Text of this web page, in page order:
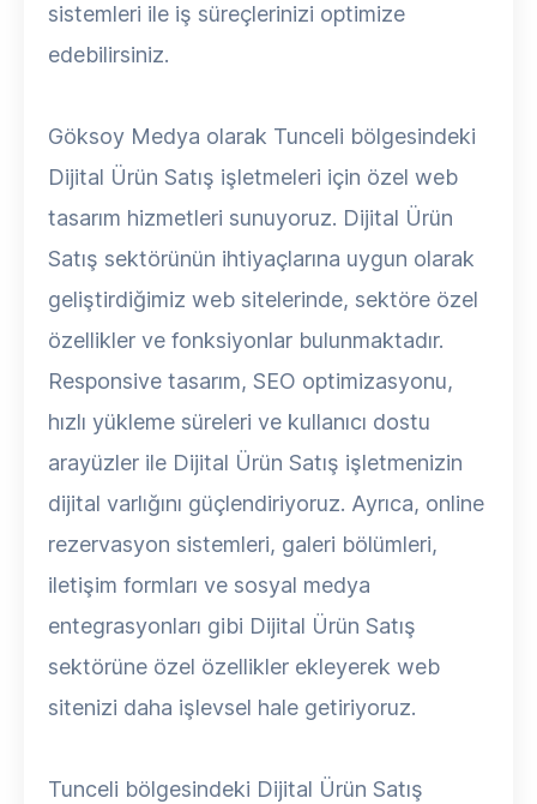
sistemleri ile iş süreçlerinizi optimize
edebilirsiniz.
Göksoy Medya olarak Tunceli bölgesindeki
Dijital Ürün Satış işletmeleri için özel web
tasarım hizmetleri sunuyoruz. Dijital Ürün
Satış sektörünün ihtiyaçlarına uygun olarak
geliştirdiğimiz web sitelerinde, sektöre özel
özellikler ve fonksiyonlar bulunmaktadır.
Responsive tasarım, SEO optimizasyonu,
hızlı yükleme süreleri ve kullanıcı dostu
arayüzler ile Dijital Ürün Satış işletmenizin
dijital varlığını güçlendiriyoruz. Ayrıca, online
rezervasyon sistemleri, galeri bölümleri,
iletişim formları ve sosyal medya
entegrasyonları gibi Dijital Ürün Satış
sektörüne özel özellikler ekleyerek web
sitenizi daha işlevsel hale getiriyoruz.
Tunceli bölgesindeki Dijital Ürün Satış